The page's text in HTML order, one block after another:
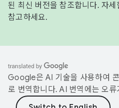
된 최신 버전을 참조합니다. 자세
참고하세요.
Google은 AI 기술을 사용하여
로 번역합니다. AI 번역에는 오